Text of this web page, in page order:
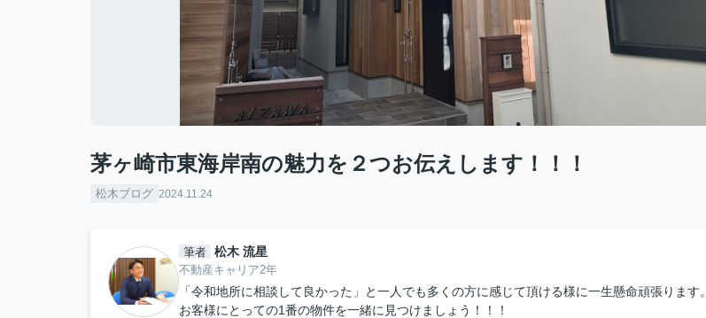
茅ヶ崎市東海岸南の魅力を２つお伝えします！！！
松木ブログ 2024.11.24
筆者 松木 流星
不動産キャリア2年
「令和地所に相談して良かった」と一人でも多くの方に感じて頂ける様に一生懸命頑張ります。
お客様にとっての1番の物件を一緒に見つけましょう！！！